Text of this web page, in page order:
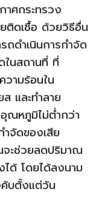
าศกระทรวง
ติดเชื้อ ด้วยวิธีอื่น
ถดำเนินการกำจัด
ในสถานที่ ที่
วามร้อนใน
และทำลาย
ณหภูมิไม่ต่ำกว่า
จัดของเสีย
จะช่วยลดปริมาณ
ด้ โดยได้ลงนาม
คับตั้งแต่วัน